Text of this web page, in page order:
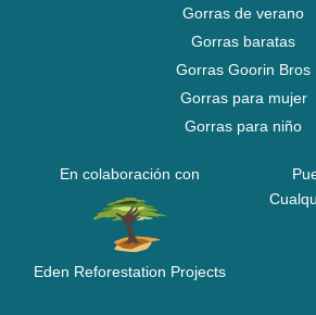
Gorras de verano
Gorras baratas
Gorras Goorin Bros
Gorras para mujer
Gorras para niño
En colaboración con
Eden Reforestation Projects